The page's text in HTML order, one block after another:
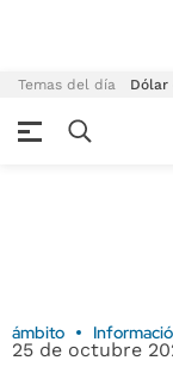
Temas del día Dólar
ámbito
25 de octubre